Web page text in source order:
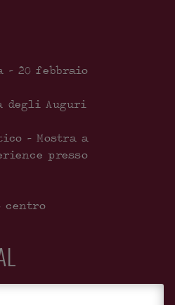
– 20 febbraio
degli Auguri
– Mostra a
presso
centro